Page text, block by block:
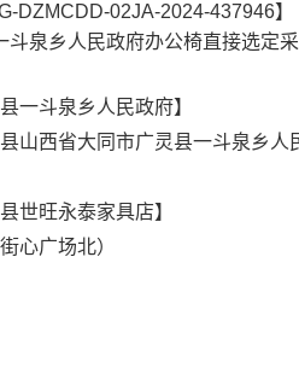
DZMCDD-02JA-2024-437946】
斗泉乡人民政府办公椅直接选定
一斗泉乡人民政府】
山西省大同市广灵县一斗泉乡人
世旺永泰家具店】
心广场北）